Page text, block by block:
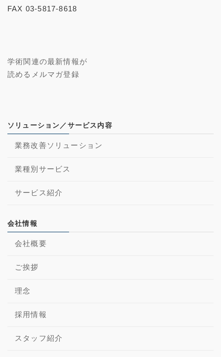
FAX 03-5817-8618
学術関連の最新情報が
読めるメルマガ登録
ソリューション／サービス内容
業務改善ソリューション
業種別サービス
サービス紹介
会社情報
会社概要
ご挨拶
理念
採用情報
スタッフ紹介